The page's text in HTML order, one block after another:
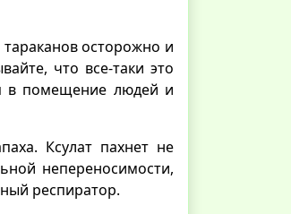
осторожно и
что все-таки это
в помещение людей и
Ксулат пахнет не
непереносимости,
респиратор.